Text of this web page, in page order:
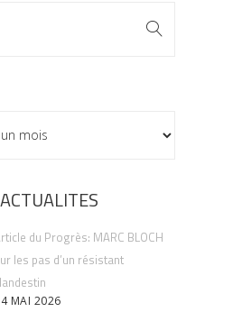
du Progrès: MARC BLOCH
les pas d’un résistant
MAI 2026